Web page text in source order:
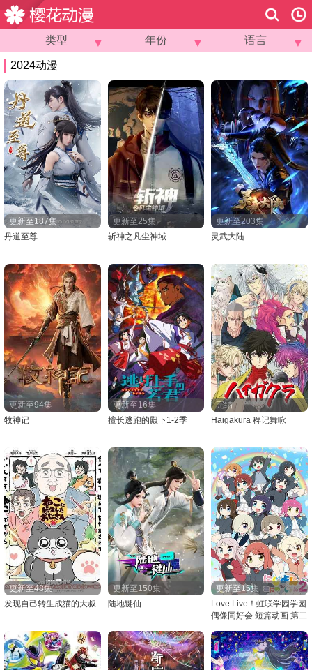
类型 ▼ 年份 ▼ 语言
▼
2024动漫
更新至187集
丹道至尊
更新至25集
斩神之凡尘神域
更新至203集
灵武大陆
更新至94集
牧神记
更新至16集
擅长逃跑的殿下1-2季
完结
Haigakura 稗记舞咏
更新至48集
发现自己转生成猫的大叔
更新至150集
陆地键仙
更新至15集
Love Live！虹咲学园学园
偶像同好会 短篇动画 第二